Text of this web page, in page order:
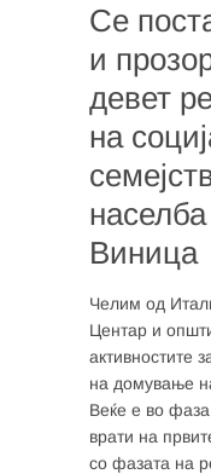
Се
и
девет
на
Виница
Челим од
Центар и
активностите
на домување
Веќе е во
врати на
со фазата на